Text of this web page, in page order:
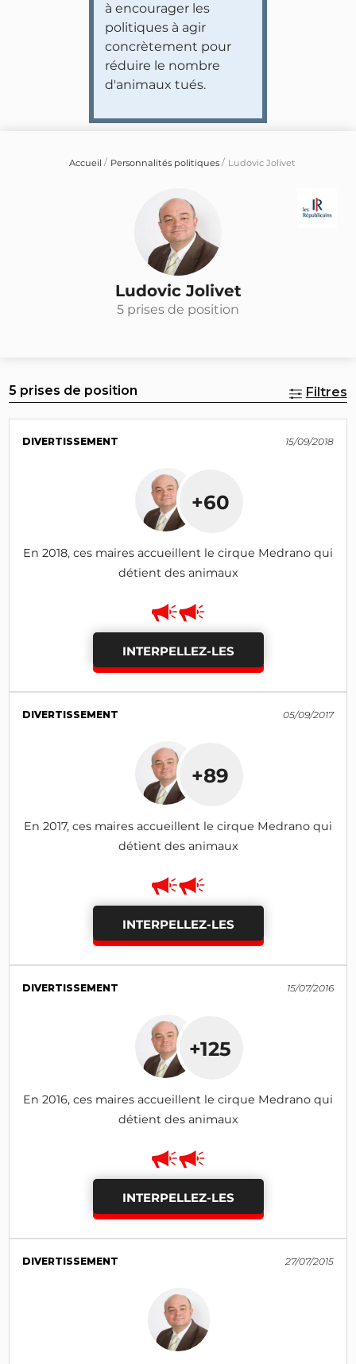
à encourager les
politiques à agir
concrètement pour
réduire le nombre
d'animaux tués.
Accueil Personnalités politiques Ludovic Jolivet
Ludovic Jolivet
5 prises de position
5 prises de position Filtres
DIVERTISSEMENT 15/09/2018
+60
En 2018, ces maires accueillent le cirque Medrano qui
détient des animaux
INTERPELLEZ-LES
DIVERTISSEMENT 05/09/2017
+89
En 2017, ces maires accueillent le cirque Medrano qui
détient des animaux
INTERPELLEZ-LES
DIVERTISSEMENT 15/07/2016
+125
En 2016, ces maires accueillent le cirque Medrano qui
détient des animaux
INTERPELLEZ-LES
DIVERTISSEMENT 27/07/2015